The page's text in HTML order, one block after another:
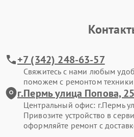
+7 (342) 248-63-57
Свяжитесь с нами любым
поможем с ремонтом
г.Пермь улица Попова,
Центральный офис: г.Пермь
Привозите устройство в
оформляйте ремонт с